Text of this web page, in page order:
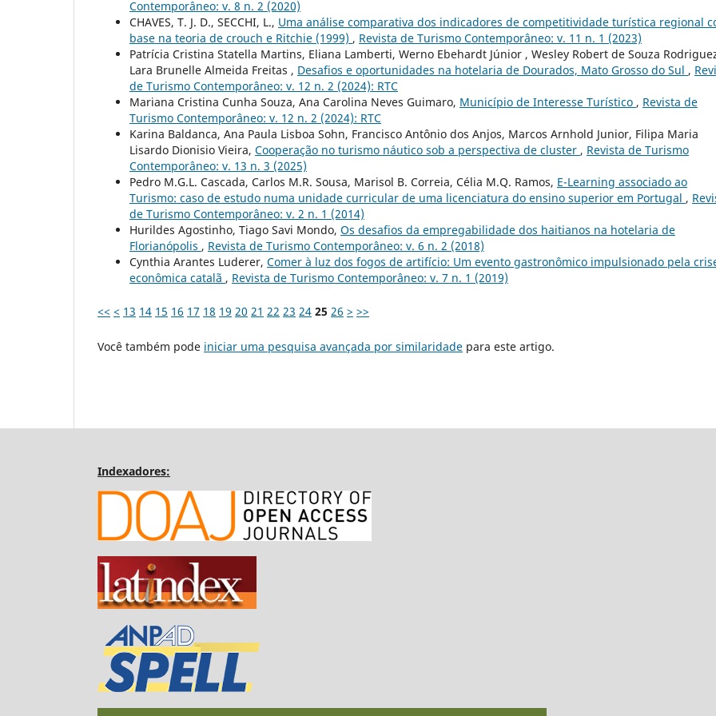
Contemporâneo: v. 8 n. 2 (2020)
CHAVES, T. J. D., SECCHI, L., Uma análise comparativa dos indicadores de competitividade turística regional
base na teoria de crouch e Ritchie (1999) , Revista de Turismo Contemporâneo: v. 11 n. 1 (2023)
Patrícia Cristina Statella Martins, Eliana Lamberti, Werno Ebehardt Júnior , Wesley Robert de Souza
Lara Brunelle Almeida Freitas , Desafios e oportunidades na hotelaria de Dourados, Mato Grosso do Sul ,
de Turismo Contemporâneo: v. 12 n. 2 (2024): RTC
Mariana Cristina Cunha Souza, Ana Carolina Neves Guimaro, Município de Interesse Turístico , Revista de
Turismo Contemporâneo: v. 12 n. 2 (2024): RTC
Karina Baldanca, Ana Paula Lisboa Sohn, Francisco Antônio dos Anjos, Marcos Arnhold Junior, Filipa Maria
Lisardo Dionisio Vieira, Cooperação no turismo náutico sob a perspectiva de cluster , Revista de Turismo
Contemporâneo: v. 13 n. 3 (2025)
Pedro M.G.L. Cascada, Carlos M.R. Sousa, Marisol B. Correia, Célia M.Q. Ramos, E-Learning associado ao
Turismo: caso de estudo numa unidade curricular de uma licenciatura do ensino superior em Portugal ,
de Turismo Contemporâneo: v. 2 n. 1 (2014)
Hurildes Agostinho, Tiago Savi Mondo, Os desafios da empregabilidade dos haitianos na hotelaria de
Florianópolis , Revista de Turismo Contemporâneo: v. 6 n. 2 (2018)
Cynthia Arantes Luderer, Comer à luz dos fogos de artifício: Um evento gastronômico impulsionado pela
econômica catalã , Revista de Turismo Contemporâneo: v. 7 n. 1 (2019)
<< < 13 14 15 16 17 18 19 20 21 22 23 24 25 26 > >>
Você também pode iniciar uma pesquisa avançada por similaridade para este artigo.
Indexadores: